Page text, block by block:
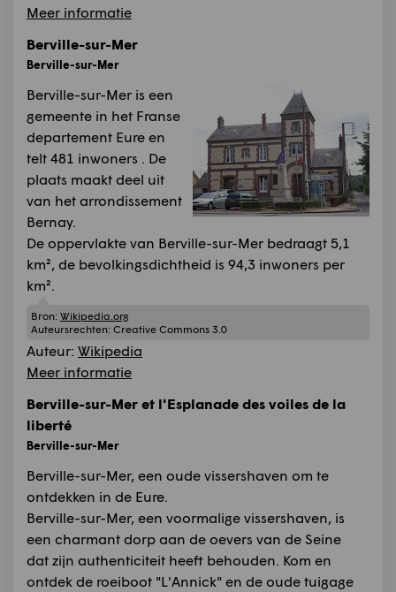
Meer informatie
Berville-sur-Mer
Berville-sur-Mer
Berville-sur-Mer is een
gemeente in het Franse
departement Eure en
telt 481 inwoners . De
plaats maakt deel uit
van het arrondissement
Bernay.
De oppervlakte van Berville-sur-Mer bedraagt 5,1
km², de bevolkingsdichtheid is 94,3 inwoners per
km².
Bron: Wikipedia.org
Auteursrechten: Creative Commons 3.0
Auteur: Wikipedia
Meer informatie
Berville-sur-Mer et l'Esplanade des voiles de la
liberté
Berville-sur-Mer
Berville-sur-Mer, een oude vissershaven om te
ontdekken in de Eure.
Berville-sur-Mer, een voormalige vissershaven, is
een charmant dorp aan de oevers van de Seine
dat zijn authenticiteit heeft behouden. Kom en
ontdek de roeiboot "L'Annick" en de oude tuigage